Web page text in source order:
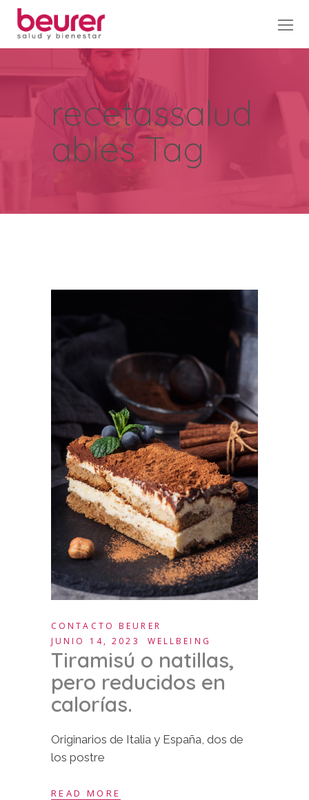
recetassalud
ables Tag
CONTACTO BEURER
JUNIO 14, 2023
WELLBEING
Tiramisú o natillas,
pero reducidos en
calorías.
Originarios de Italia y España, dos de
los postre
READ MORE